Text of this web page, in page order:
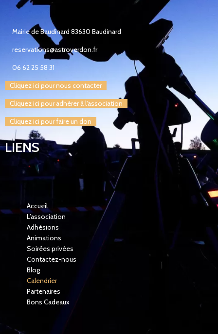
Mairie de Baudinard 83630 Baudinard
reservations@astroverdon.fr
06 62 25 58 31
Cliquez ici pour nous contacter
Cliquez ici pour adhérer à l'association
Cliquez ici pour faire un don
LIENS
Accueil
L’association
Adhésions
Animations
Soirées privées
Contactez-nous
Blog
Calendrier
Partenaires
Bons Cadeaux